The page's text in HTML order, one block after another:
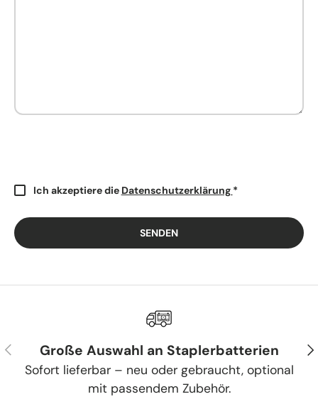
Ich akzeptiere die Datenschutzerklärung *
SENDEN
VORHERIGEGroße Auswahl an Staplerbatterien
Sofort lieferbar – neu oder gebraucht, optional
mit passendem Zubehör.